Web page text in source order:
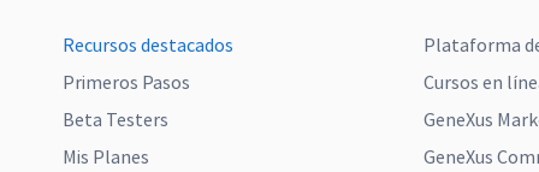
Recursos destacados
Primeros Pasos
Beta Testers
Mis Planes
Plataforma
Cursos en
GeneXus
GeneXus